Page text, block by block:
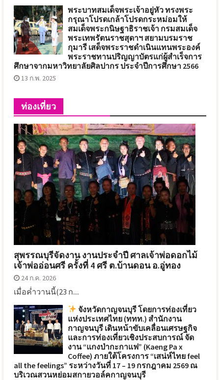
พระบาทสมเด็จพระเจ้าอยู่หัว ทรงพระ
กรุณาโปรดเกล้าโปรดกระหม่อมให้
สมเด็จพระกนิษฐาธิราชเจ้า กรมสมเด็จ
พระเทพรัตนราชสุดาฯ สยามบรมราช
กุมารี เสด็จพระราชดำเนินแทนพระองค์
พระราชทานปริญญาบัตรแก่ผู้สำเร็จการ
ศึกษาจากมหาวิทยาลัยศิลปากร ประจำปีการศึกษา 2566
13 ก.พ. 2025
ท่องเที่ยว
สุพรรณบุรีจัดงาน งานประจำปี ศาลเจ้าพ่อดอกไม้
เจ้าพ่ออ่อนศรี ครั้งที่ 4 ศรี ต.บ้านดอน อ.อู่ทอง
24 ก.ค. 2026
เมื่อค่ำวานนี้(23 ก....
จังหวัดกาญจนบุรี โดยการท่องเที่ยว
แห่งประเทศไทย (ททท.) สำนักงาน
กาญจนบุรี เดินหน้าขับเคลื่อนเศรษฐกิจ
และการท่องเที่ยวเชิงประสบการณ์ จัด
งาน “แกงป่ากะกาแฟ” (Kaeng Pa x
Coffee) ภายใต้โครงการ “เสน่ห์ไทย feel
all the feelings” ระหว่างวันที่ 17 – 19 กรกฎาคม 2569 ณ
บริเวณสวนหย่อมสกายวอล์คกาญจนบุรี